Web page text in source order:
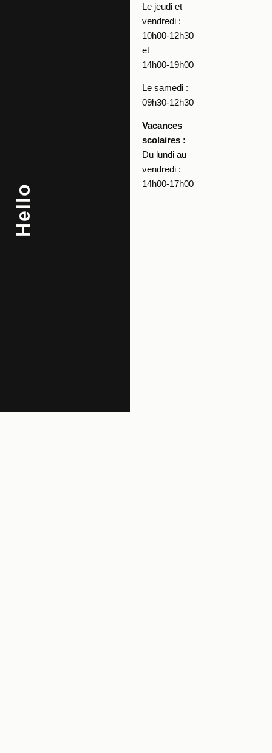
Le jeudi et
vendredi :
10h00-12h30
et
14h00-19h00
Le samedi :
09h30-12h30
Vacances
scolaires :
Du lundi au
vendredi :
14h00-17h00
Hello